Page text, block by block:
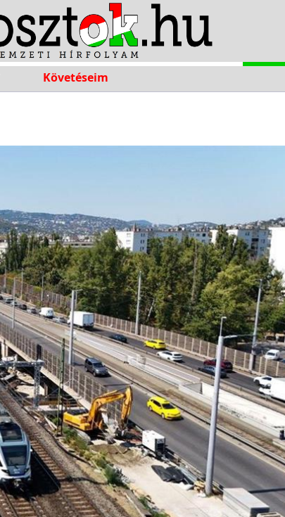
Követéseim